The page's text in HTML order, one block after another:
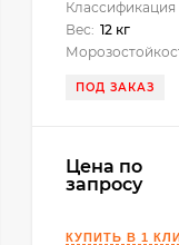
Классификация
Вес: 12 кг
ПОД ЗАКАЗ
Цена по
запросу